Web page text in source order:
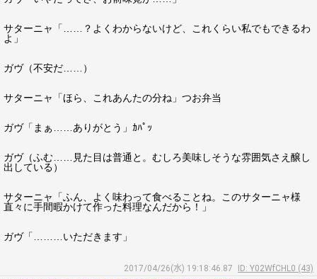
サターニャ「……？よくわからないけど、これくらい私でもできるわ
よ」
ガヴ（不安だ……）
サターニャ「ほら、これあんたの分ね」つお弁当
ガヴ「まぁ……ありがとう」ｶﾊﾟｯ
ガヴ（ふむ……見た目は普通と。むしろ美味しそうな雰囲気さえ醸し
出している）
サターニャ「ふん、よく味わって食べることね。このサターニャ様
直々に手間暇かけて作った料理なんだから！」
ガヴ「………いただきます」
2017/04/26(水) 19:18:46.87
ID: Y02WfCHL0 (43)